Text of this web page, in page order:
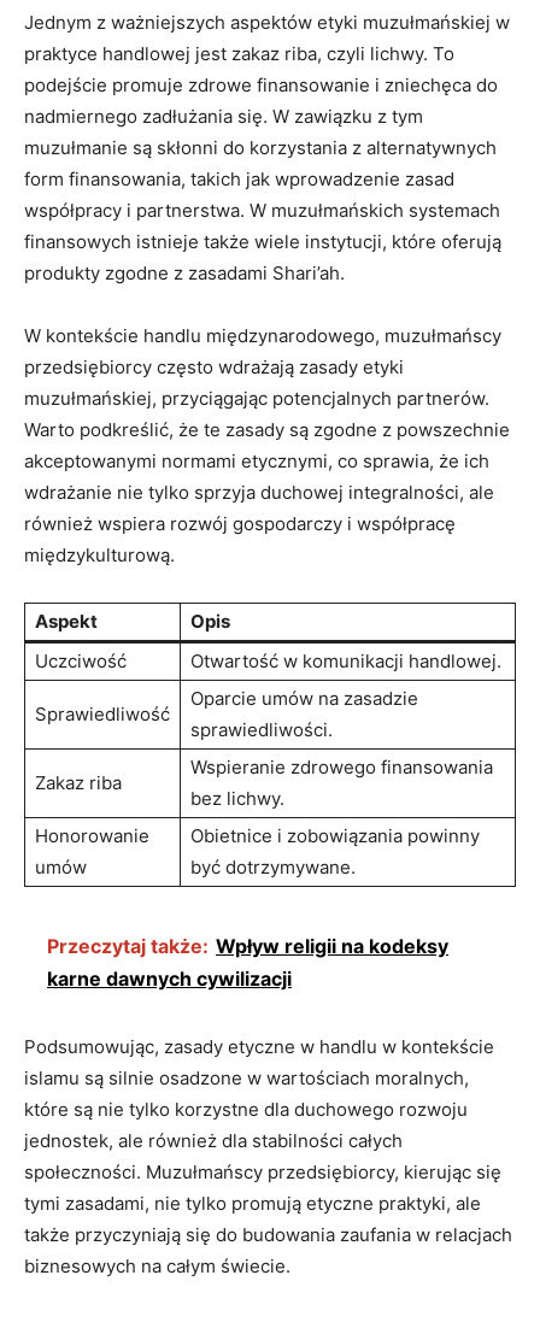
Jednym z ważniejszych aspektów etyki muzułmańskiej w
praktyce handlowej jest zakaz riba, czyli lichwy. To
podejście promuje zdrowe finansowanie i zniechęca do
nadmiernego zadłużania się. W zawiązku z tym
muzułmanie są skłonni do korzystania z alternatywnych
form finansowania, takich jak wprowadzenie zasad
współpracy i partnerstwa. W muzułmańskich systemach
finansowych istnieje także wiele instytucji, które oferują
produkty zgodne z zasadami Shari’ah.
W kontekście handlu międzynarodowego, muzułmańscy
przedsiębiorcy często wdrażają zasady etyki
muzułmańskiej, przyciągając potencjalnych partnerów.
Warto podkreślić, że te zasady są zgodne z powszechnie
akceptowanymi normami etycznymi, co sprawia, że ich
wdrażanie nie tylko sprzyja duchowej integralności, ale
również wspiera rozwój gospodarczy i współpracę
międzykulturową.
Aspekt
Opis
Uczciwość
Otwartość w komunikacji handlowej.
Sprawiedliwość
Oparcie umów na zasadzie
sprawiedliwości.
Zakaz riba
Wspieranie zdrowego finansowania
bez lichwy.
Honorowanie
umów
Obietnice i zobowiązania powinny
być dotrzymywane.
Przeczytaj także: Wpływ religii na kodeksy
karne dawnych cywilizacji
Podsumowując, zasady etyczne w handlu w kontekście
islamu są silnie osadzone w wartościach moralnych,
które są nie tylko korzystne dla duchowego rozwoju
jednostek, ale również dla stabilności całych
społeczności. Muzułmańscy przedsiębiorcy, kierując się
tymi zasadami, nie tylko promują etyczne praktyki, ale
także przyczyniają się do budowania zaufania w relacjach
biznesowych na całym świecie.